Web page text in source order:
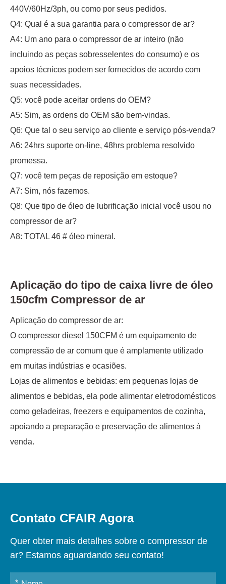
440V/60Hz/3ph, ou como por seus pedidos.
Q4: Qual é a sua garantia para o compressor de ar?
A4: Um ano para o compressor de ar inteiro (não
incluindo as peças sobresselentes do consumo) e os
apoios técnicos podem ser fornecidos de acordo com
suas necessidades.
Q5: você pode aceitar ordens do OEM?
A5: Sim, as ordens do OEM são bem-vindas.
Q6: Que tal o seu serviço ao cliente e serviço pós-venda?
A6: 24hrs suporte on-line, 48hrs problema resolvido
promessa.
Q7: você tem peças de reposição em estoque?
A7: Sim, nós fazemos.
Q8: Que tipo de óleo de lubrificação inicial você usou no
compressor de ar?
A8: TOTAL 46 # óleo mineral.
Aplicação do tipo de caixa livre de óleo
150cfm Compressor de ar
Aplicação do compressor de ar:
O compressor diesel 150CFM é um equipamento de
compressão de ar comum que é amplamente utilizado
em muitas indústrias e ocasiões.
Lojas de alimentos e bebidas: em pequenas lojas de
alimentos e bebidas, ela pode alimentar eletrodomésticos
como geladeiras, freezers e equipamentos de cozinha,
apoiando a preparação e preservação de alimentos à
venda.
Contato CFAIR Agora
Quer obter mais detalhes sobre o compressor de
ar? Estamos aguardando seu contato!